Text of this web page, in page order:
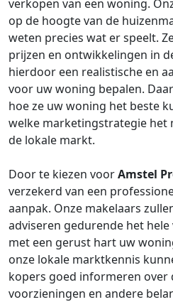
verkopen van een woning.
op de hoogte van de
weten precies wat er speelt.
prijzen en ontwikkelingen in
hierdoor een realistische en
voor uw woning bepalen.
hoe ze uw woning het beste
welke marketingstrategie het
de lokale markt.
Door te kiezen voorAmstel
verzekerd van een
aanpak. Onze makelaars
adviseren gedurende het
met een gerust hart uw
onze lokale marktkennis
kopers goed informeren over
voorzieningen en andere